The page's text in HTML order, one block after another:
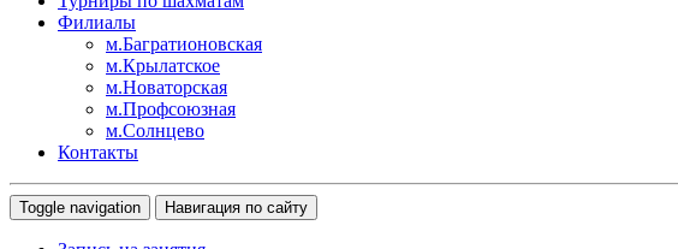
Филиалы
м.Багратионовская
м.Крылатское
м.Новаторская
м.Профсоюзная
м.Солнцево
Контакты
Toggle navigation Навигация по сайту